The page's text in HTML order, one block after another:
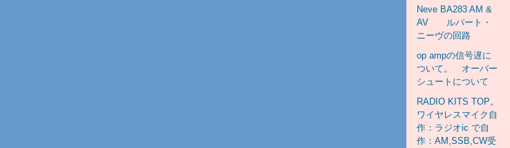
Neve BA283 AM &
AV ルパート・
ニーヴの回路
op ampの信号遅に
ついて。 オーバー
シュートについて
RADIO KITS TOP。
ワイヤレスマイク自
作：ラジオic で自
作：AM,SSB,CW受